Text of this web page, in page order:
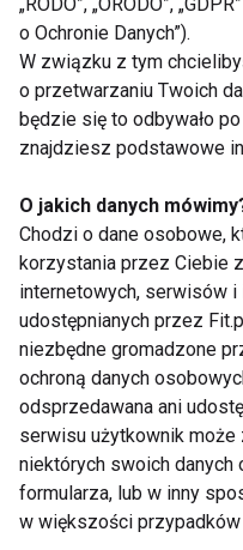
pielęgnacyjnych będą
stanie się bardziej
odżywienie, co
wygląd.
Warszawie
Siłownia dla twarzy?
najskuteczniejszych
twarzy. Masaż twarzy
jak i samopoczucie.
doskonały sposób na
warszawskiego FIT
najwyższych starań,
zadowolone.
masażu, które łączą w
„RODO”, „ORODO”,
o Ochronie Danych”).
W związku z tym
o przetwarzaniu Twoich
będzie się to odbywało
znajdziesz podstawowe
O jakich danych
Chodzi o dane osobowe,
korzystania przez Ciebie
internetowych, serwisów i
udostępnianych przez
niezbędne gromadzone
ochroną danych
odsprzedawana ani
serwisu użytkownik
niektórych swoich danych
formularza, lub w inny
w większości